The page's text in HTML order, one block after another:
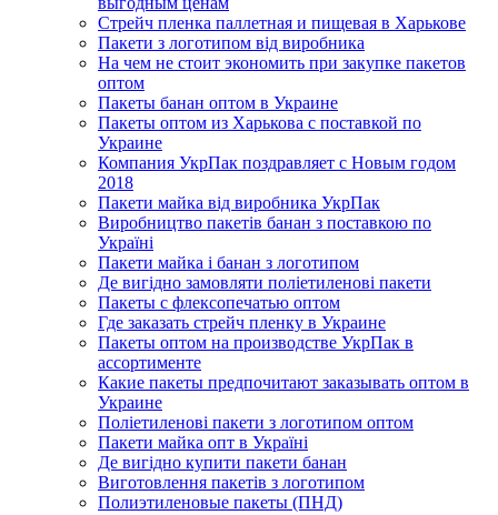
Стрейч пленка паллетная и пищевая в Харькове
Пакети з логотипом від виробника
На чем не стоит экономить при закупке пакетов
оптом
Пакеты банан оптом в Украине
Пакеты оптом из Харькова с поставкой по
Украине
Компания УкрПак поздравляет с Новым годом
2018
Пакети майка від виробника УкрПак
Виробництво пакетів банан з поставкою по
Україні
Пакети майка і банан з логотипом
Де вигідно замовляти поліетиленові пакети
Пакеты с флексопечатью оптом
Где заказать стрейч пленку в Украине
Пакеты оптом на производстве УкрПак в
ассортименте
Какие пакеты предпочитают заказывать оптом в
Украине
Поліетиленові пакети з логотипом оптом
Пакети майка опт в Україні
Де вигідно купити пакети банан
Виготовлення пакетів з логотипом
Полиэтиленовые пакеты (ПНД)